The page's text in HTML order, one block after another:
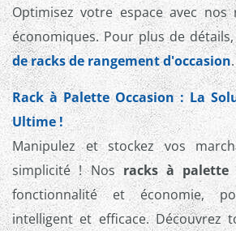
Optimisez votre espace avec
économiques. Pour plus de
de racks de rangement d'occasion.
Rack à Palette Occasion : La
Ultime !
Manipulez et stockez vos
simplicité ! Nosracks à palette
fonctionnalité et économie,
intelligent et efficace. Découvrez